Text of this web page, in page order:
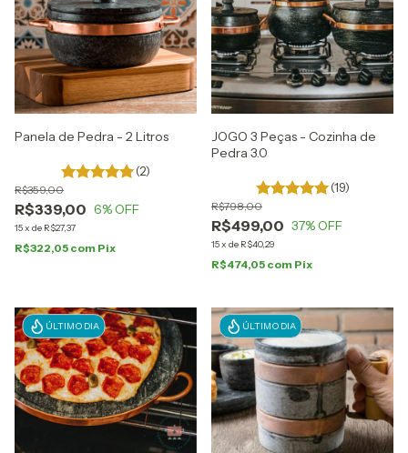
Panela de Pedra - 2 Litros
(2)
R$339,00
R$359,00
6% OFF
15x de R$27,37
R$322,05 com Pix
JOGO 3 Peças - Cozinha de
Pedra 3.0
(19)
R$499,00
R$798,00
37% OFF
15x de R$40,29
R$474,05 com Pix
ÚLTIMO DIA ÚLTIMO DIA